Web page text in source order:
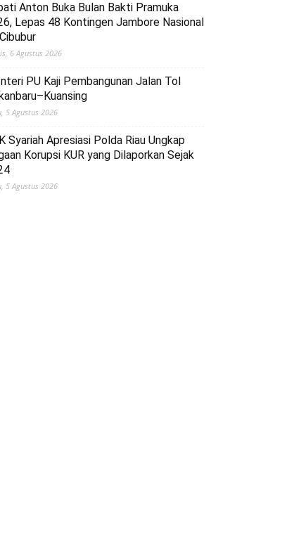
Anton Buka Bulan Bakti Pramuka
Lepas 48 Kontingen Jambore Nasional
6 Agustus 2026
PU Kaji Pembangunan Jalan Tol
5 Agustus 2026
Syariah Apresiasi Polda Riau Ungkap
Korupsi KUR yang Dilaporkan Sejak
5 Agustus 2026